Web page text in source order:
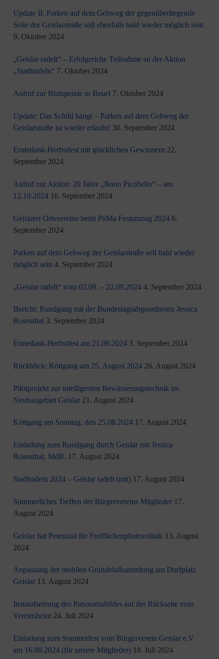
Update II: Parken auf dem Gehweg der gegenüberliegende
Seite der Geislarstraße soll ebenfalls bald wieder möglich sein
9. Oktober 2024
„Geislar radelt“ – Erfolgreiche Teilnahme an der Aktion
„Stadtradeln“ 7. Oktober 2024
Aufruf zur Blutspende in Beuel 7. Oktober 2024
Update: Das Schild hängt – Parken auf dem Gehweg der
Geislarstraße ist wieder erlaubt! 30. September 2024
Erntedank-Herbstfest mit glücklichen Gewinnern 22.
September 2024
Aufruf zur Aktion: 20 Jahre „Bonn Picobello“ – am
12.10.2024 16. September 2024
Geislarer Ortsvereine beim PüMa Festumzug 2024 6.
September 2024
Parken auf dem Gehweg der Geislarstraße soll bald wieder
möglich sein 4. September 2024
„Geislar radelt“ vom 02.09. – 22.09.2024 4. September 2024
Bericht: Rundgang mit der Bundestagsabgeordneten Jessica
Rosenthal 3. September 2024
Erntedank-Herbstfest am 21.09.2024 3. September 2024
Rückblick: Köttgang am 25. August 2024 26. August 2024
Pilotprojekt zur intelligenten Bewässerungstechnik im
Neubaugebiet Geislar 21. August 2024
Köttgang am Sonntag, den 25.08.2024 17. August 2024
Einladung zum Rundgang durch Geislar mit Jessica
Rosenthal, MdB. 17. August 2024
Stadtradeln 2024 – Geislar radelt (mit) 17. August 2024
Sommerliches Treffen der Bürgervereins Mitglieder 17.
August 2024
Geislar hat Potenzial für Freiflächenphotovoltaik 13. August
2024
Anpassung der mobilen Grünabfallsammlung am Dorfplatz
Geislar 13. August 2024
Instandsetzung des Panoramabildes auf der Rückseite vom
Vereinsheim 24. Juli 2024
Einladung zum Sommerfest vom Bürgerverein Geislar e.V.
am 16.08.2024 (für unsere Mitglieder) 18. Juli 2024